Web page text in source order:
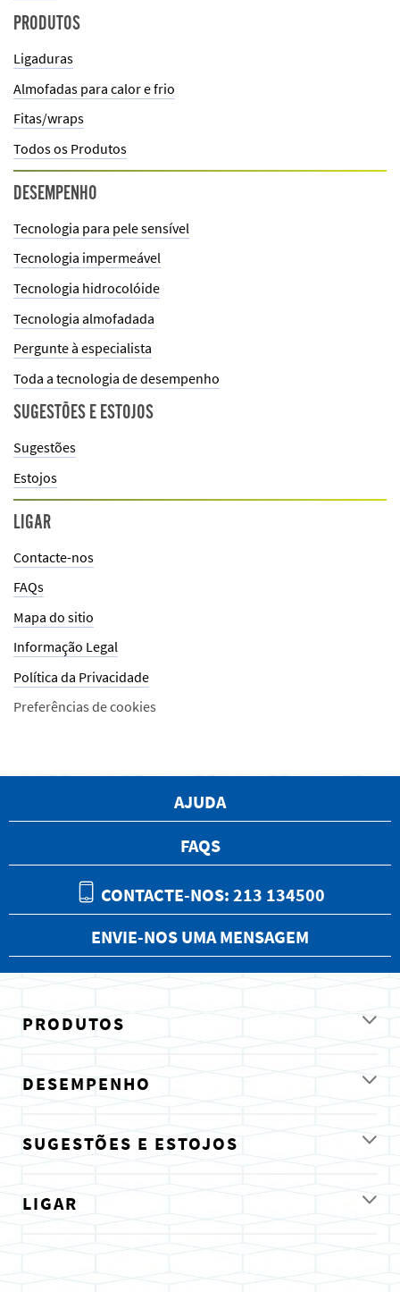
PRODUTOS
Ligaduras
Almofadas para calor e frio
Fitas/wraps
Todos os Produtos
DESEMPENHO
Tecnologia para pele sensível
Tecnologia impermeável
Tecnologia hidrocolóide
Tecnologia almofadada
Pergunte à especialista
Toda a tecnologia de desempenho
SUGESTÕES E ESTOJOS
Sugestões
Estojos
LIGAR
Contacte-nos
FAQs
Mapa do sitio
Informação Legal
Política da Privacidade
Preferências de cookies
AJUDA
FAQS
CONTACTE-NOS: 213 134500
ENVIE-NOS UMA MENSAGEM
PRODUTOS
DESEMPENHO
SUGESTÕES E ESTOJOS
LIGAR